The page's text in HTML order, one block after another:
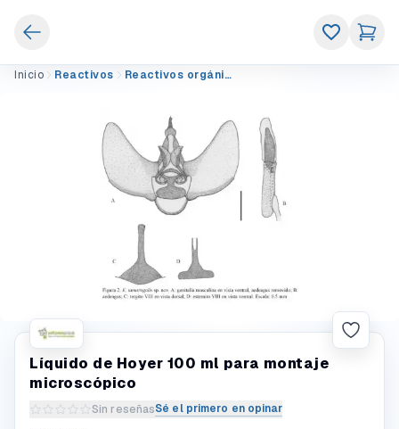
Inicio Reactivos Reactivos orgánicos
Líquido de Hoyer 100 ml para montaje
microscópico
Sin reseñasSé el primero en opinar
Escribir una reseña del producto